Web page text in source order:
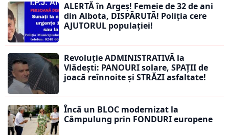
ALERTĂ în Argeș! Femeie de 32 de ani
din Albota, DISPĂRUTĂ! Poliția cere
AJUTORUL populației!
Revoluție ADMINISTRATIVĂ la
Vlădești: PANOURI solare, SPAȚII de
joacă reînnoite și STRĂZI asfaltate!
Încă un BLOC modernizat la
Câmpulung prin FONDURI europene